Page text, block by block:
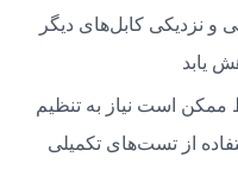
و نزدیکی کابل‌های دیگر
یابد
است نیاز به تنظیم
از تست‌های تکمیلی